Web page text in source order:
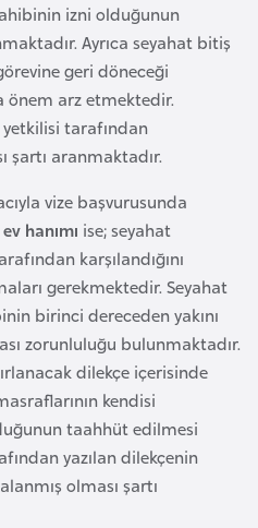
izni olduğunun
Ayrıca seyahat bitiş
geri döneceği
önem arz etmektedir.
tarafından
şartı aranmaktadır.
vize başvurusunda
ev hanımı ise; seyahat
karşılandığını
gerekmektedir. Seyahat
birinci dereceden yakını
zorunluluğu bulunmaktadır.
dilekçe içerisinde
kendisi
taahhüt edilmesi
yazılan dilekçenin
olması şartı